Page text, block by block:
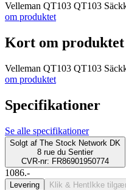
Velleman QT103 QT103
om produktet
Kort om produktet
Velleman QT103 QT103
om produktet
Specifikationer
Se alle specifikationer
Solgt af The Stock Network DK
8 rue du Sentier
CVR-nr: FR86901950774
1086.-
Levering Klik & Hent Ikke